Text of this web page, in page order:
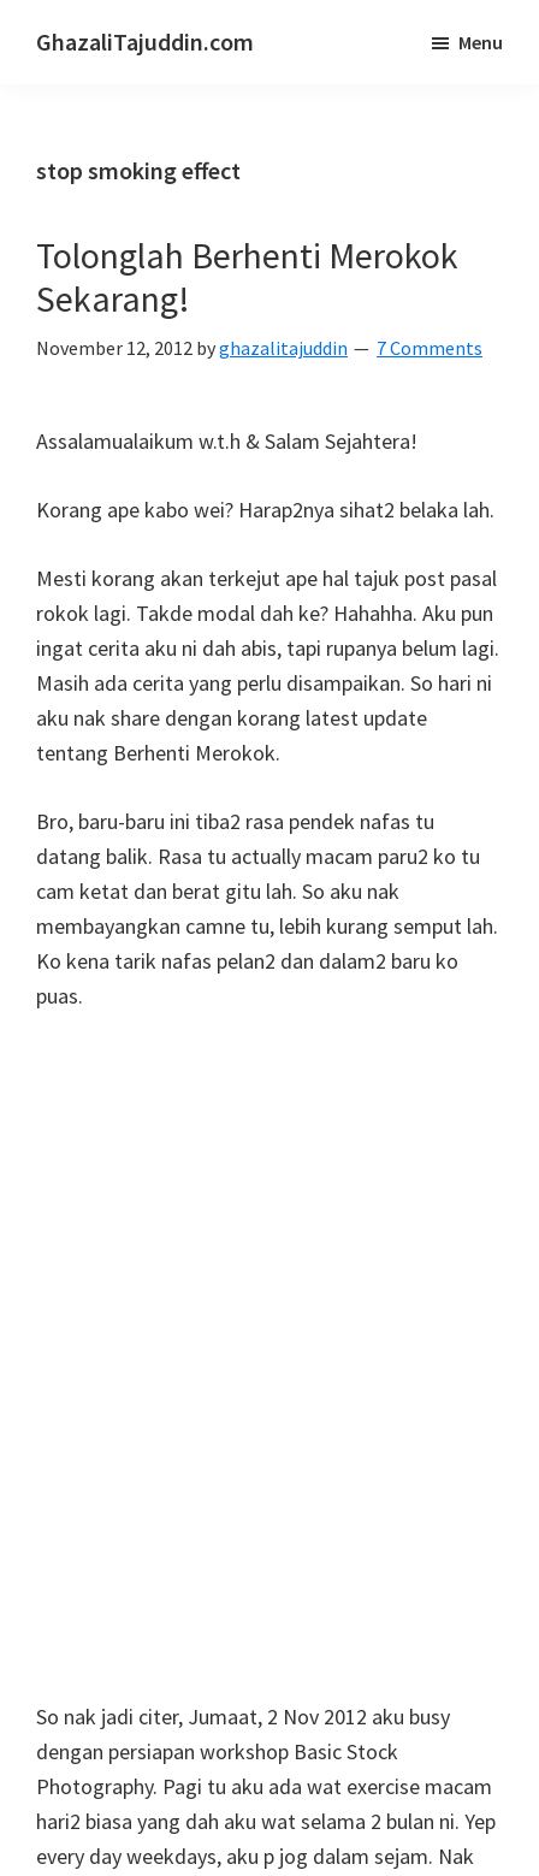
GhazaliTajuddin.com Menu
stop smoking effect
Tolonglah Berhenti Merokok
Sekarang!
November 12, 2012 byghazalitajuddin 7 Comments
Assalamualaikum w.t.h & Salam Sejahtera!
Korang ape kabo wei? Harap2nya sihat2 belaka lah.
Mesti korang akan terkejut ape hal tajuk post pasal
rokok lagi. Takde modal dah ke? Hahahha. Aku pun
ingat cerita aku ni dah abis, tapi rupanya belum lagi.
Masih ada cerita yang perlu disampaikan. So hari ni
aku nak share dengan korang latest update
tentang Berhenti Merokok.
Bro, baru-baru ini tiba2 rasa pendek nafas tu
datang balik. Rasa tu actually macam paru2 ko tu
cam ketat dan berat gitu lah. So aku nak
membayangkan camne tu, lebih kurang semput lah.
Ko kena tarik nafas pelan2 dan dalam2 baru ko
puas.
So nak jadi citer, Jumaat, 2 Nov 2012 aku busy
dengan persiapan workshop Basic Stock
Photography. Pagi tu aku ada wat exercise macam
hari2 biasa yang dah aku wat selama 2 bulan ni. Yep
every day weekdays, aku p jog dalam sejam. Nak